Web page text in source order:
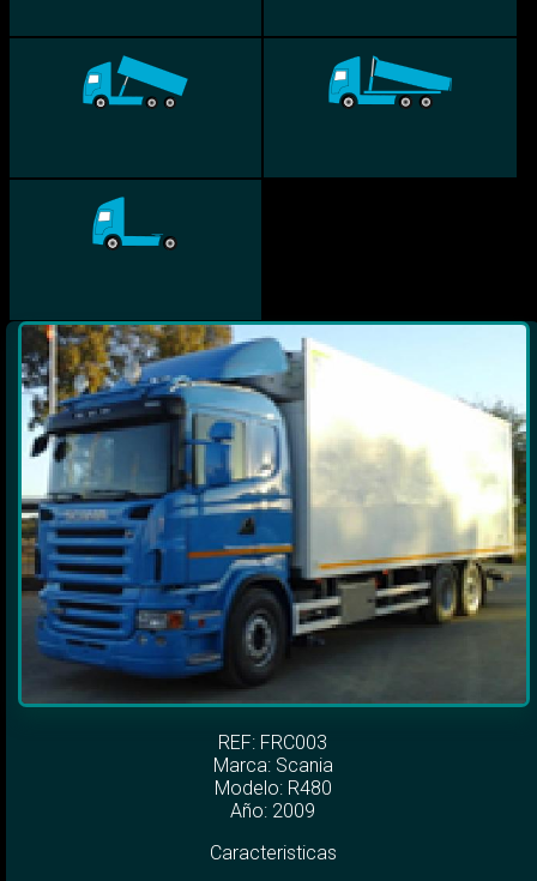
REF: FRC003
Marca: Scania
Modelo: R480
Año: 2009
Caracteristicas